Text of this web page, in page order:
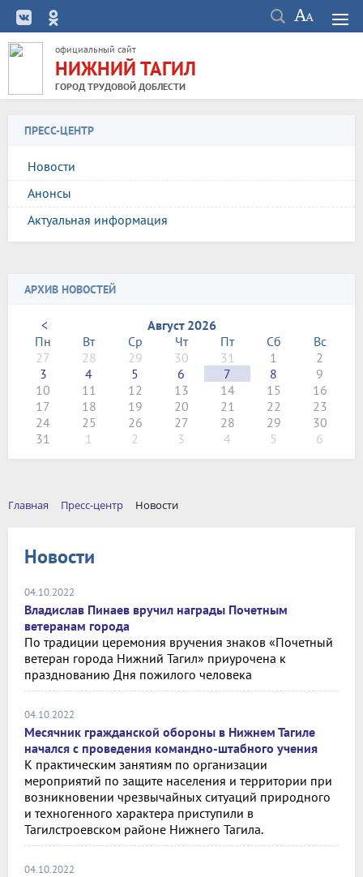
официальный сайт
НИЖНИЙ ТАГИЛ
ГОРОД ТРУДОВОЙ ДОБЛЕСТИ
ПРЕСС-ЦЕНТР
Новости
Анонсы
Актуальная информация
АРХИВ НОВОСТЕЙ
<
Август 2026
Пн
Вт Ср Чт Пт Сб
Вс
27
28 29 30 31 1
2
3
4 5 6 7 8
9
10
11 12 13 14 15
16
17
18 19 20 21 22
23
24
25 26 27 28 29
30
31
1 2 3 4 5 6
Главная Пресс-центр Новости
Новости
04.10.2022
Владислав Пинаев вручил награды Почетным
ветеранам города
По традиции церемония вручения знаков «Почетный
ветеран города Нижний Тагил» приурочена к
празднованию Дня пожилого человека
04.10.2022
Месячник гражданской обороны в Нижнем Тагиле
начался с проведения командно-штабного учения
К практическим занятиям по организации
мероприятий по защите населения и территории при
возникновении чрезвычайных ситуаций природного
и техногенного характера приступили в
Тагилстроевском районе Нижнего Тагила.
04.10.2022